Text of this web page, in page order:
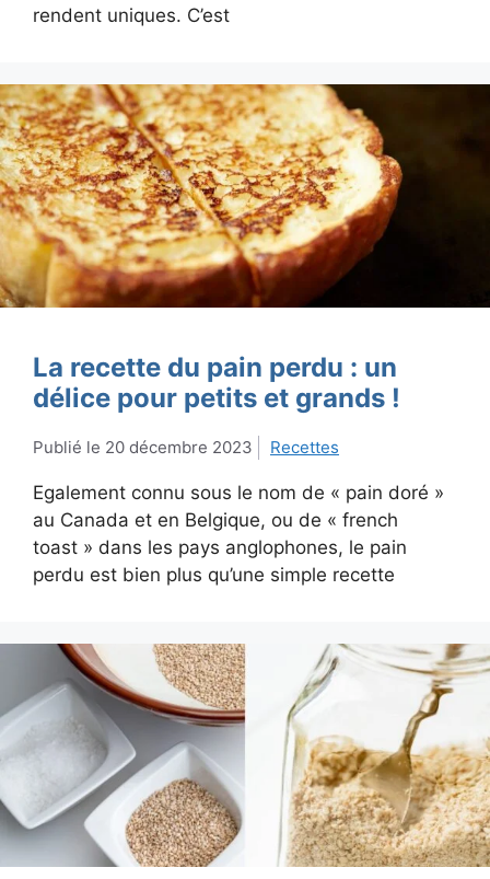
rendent uniques. C’est
La recette du pain perdu : un
délice pour petits et grands !
20 décembre 2023 Recettes
Egalement connu sous le nom de « pain doré »
au Canada et en Belgique, ou de « french
toast » dans les pays anglophones, le pain
perdu est bien plus qu’une simple recette